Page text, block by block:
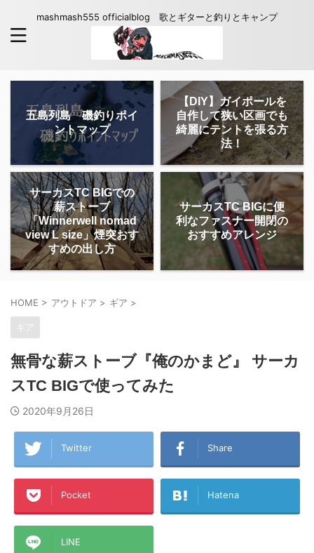
mashmash555 officialblog 歌とギターと釣りとキャンプ
五島列島 磯釣りポイ
ントマップ
【DIY】ガイポールを
自作して狭い区画でも
綺麗にテントを張る方
法！
サーカスTC BIGでの
薪ストーブ
「Winnerwell nomad
view L size」煙突おす
すめの出し方
サーカスTC BIGに便
利なファスナー開閉の
おすすめアレンジ
HOME > アウトドア > ギア >
ギア
無骨な薪ストーブ『俺のかまど』 サーカ
スTC BIGで使ってみた
2020年9月26日
Twitter Share
Pocket Hatena
LINE